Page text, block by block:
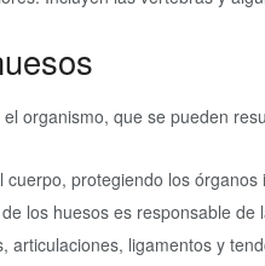
organismo, que se pueden
protegiendo los órganos
los huesos es responsable de
articulaciones, ligamentos y